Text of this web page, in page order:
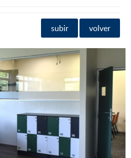
subir volver